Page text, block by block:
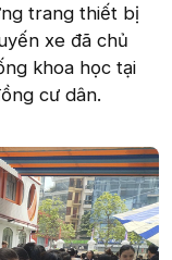
trang thiết bị
xe đã chủ
khoa học tại
cư dân.